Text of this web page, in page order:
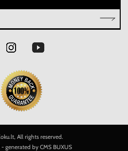
All rights reserved.
- generated by CMS BUXUS